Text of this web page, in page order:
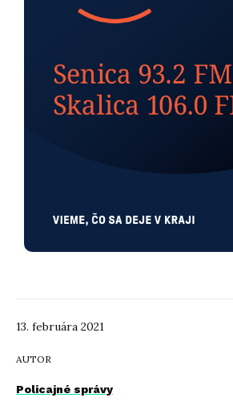
13. februára 2021
AUTOR
Policajné správy